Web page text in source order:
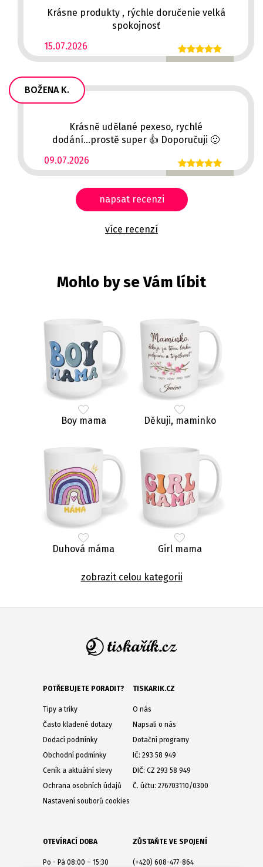
15.07.2026
Krásne produkty , rýchle doručenie velká
spokojnosť
BOŽENA K.
09.07.2026
Krásně udělané pexeso, rychlé
dodání...prostě super 👍 Doporučuji 🙂
napsat recenzi
více recenzí
Mohlo by se Vám líbit
Boy mama Děkuji, maminko
Duhová máma Girl mama
zobrazit celou kategorii
POTŘEBUJETE PORADIT?
Tipy a triky
Často kladené dotazy
Dodací podmínky
Obchodní podmínky
Ceník a aktuální slevy
Ochrana osobních údajů
Nastavení souborů cookies
TISKARIK.CZ
O nás
Napsali o nás
Dotační programy
IČ: 293 58 949
DIČ: CZ 293 58 949
Č. účtu: 276703110/0300
OTEVÍRACÍ DOBA
Po - Pá 08:00 – 15:30
ZŮSTAŇTE VE SPOJENÍ
(+420) 608-477-864